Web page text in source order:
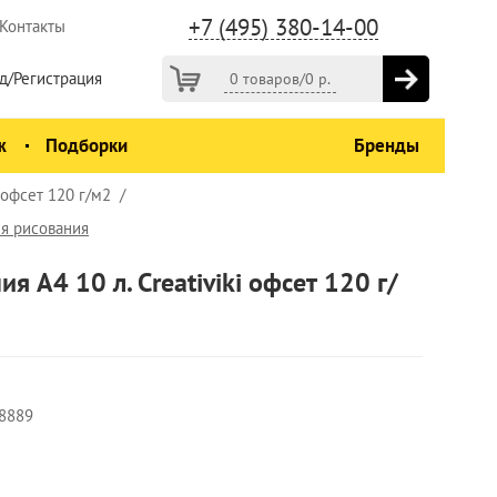
+7 (495) 380-14-00
Контакты
0 товаров/0 р.
Регистрация
Подборки Бренды
120 г/м2
рисования
А4 10 л. Creativiki офсет 120 г/